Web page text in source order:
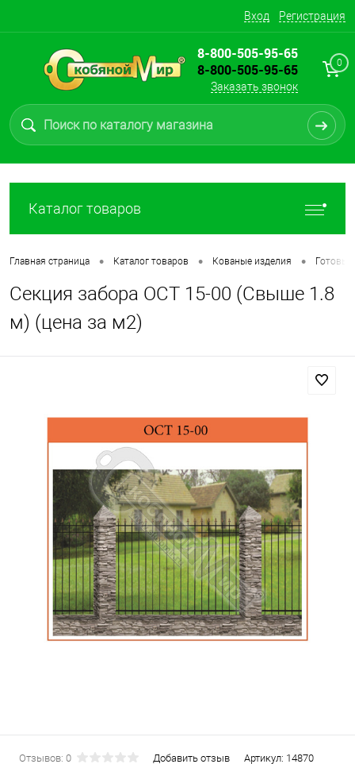
Вход Регистрация
8-800-505-95-65
8-800-505-95-65
Заказать звонок
0
Каталог товаров
Главная страница • Каталог товаров • Кованые изделия •
Секция забора ОСТ 15-00 (Свыше 1.8
м) (цена за м2)
Отзывов: 0 Добавить отзыв Артикул: 14870